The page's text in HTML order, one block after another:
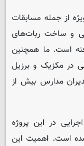
از جمله مسابقات
و ساخت ربات‌های
است. ما همچنین
در مکزیک و برزیل
مدارس بیش از
نفر از عوامل اجرایی در این پروژه
است. اهمیت این